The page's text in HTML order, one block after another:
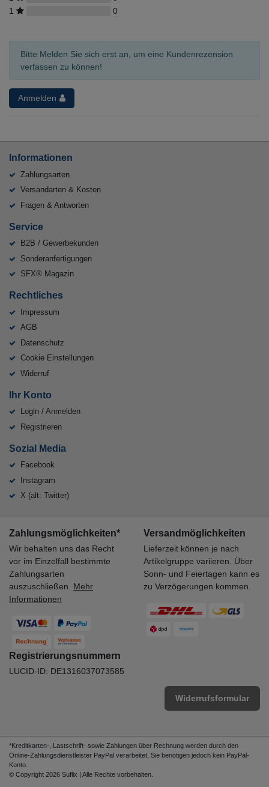
1
0
Bitte Melden Sie sich erst an, um eine Kundenrezension
verfassen zu können!
Anmelden
Informationen
Zahlungsarten
Versandarten & Kosten
Fragen & Antworten
Service
B2B / Gewerbekunden
Sonderanfertigungen
SFX® Magazin
Rechtliches
Impressum
AGB
Datenschutz
Cookie Einstellungen
Widerruf
Ihr Konto
Login / Anmelden
Registrieren
Sozial Media
Facebook
Instagram
X (alt: Twitter)
Zahlungsmöglichkeiten*
Wir behalten uns das Recht
vor im Einzelfall bestimmte
Zahlungsarten
auszuschließen. Mehr
Informationen
Versandmöglichkeiten
Lieferzeit können je nach
Artikelgruppe variieren. Über
Sonn- und Feiertagen kann es
zu Verzögerungen kommen.
Registrierungsnummern
LUCID-ID: DE1316037073585
Widerrufsformular
*Kreditkarten-, Lastschrift- sowie Zahlungen über Rechnung werden durch den
Online-Zahlungsdienstleister PayPal verarbeitet, Sie benötigen jedoch kein PayPal-
Konto.
© Copyright 2026 Suflix | Alle Rechte vorbehalten.